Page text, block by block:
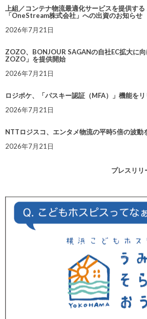
上組／コンテナ物流最適化サービスを提供す
「OneStream株式会社」への出資のお知らせ
2026年7月21日
ZOZO、BONJOUR SAGANの自社EC拡大に
ZOZO」を提供開始
2026年7月21日
ロジポケ、「パスキー認証（MFA）」機能をリ
2026年7月21日
NTTロジスコ、エンタメ物流の平時5倍の波
2026年7月21日
プレスリリ